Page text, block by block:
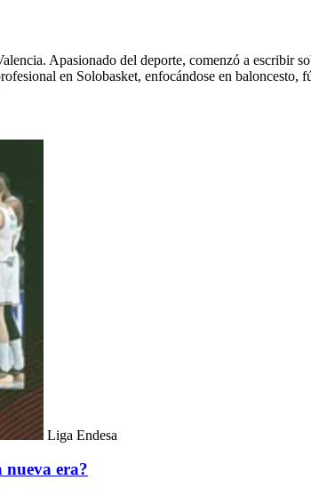
Apasionado del deporte, comenzó a escribir
en Solobasket, enfocándose en baloncesto,
Liga Endesa
nueva era?